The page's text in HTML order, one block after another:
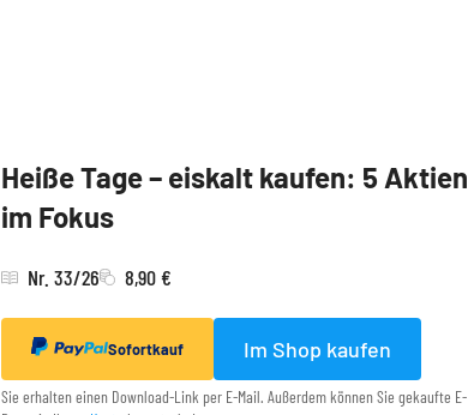
Heiße Tage – eiskalt kaufen: 5 Aktien
im Fokus
Nr. 33/26 8,90 €
Sofortkauf Im Shop kaufen
Sie erhalten einen Download-Link per E-Mail. Außerdem können Sie gekaufte E-